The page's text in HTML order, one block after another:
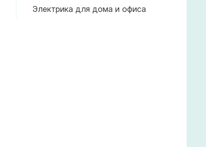
Электрика для дома и офиса